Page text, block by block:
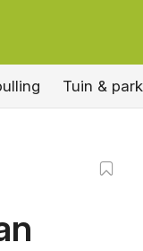
Tuin & park